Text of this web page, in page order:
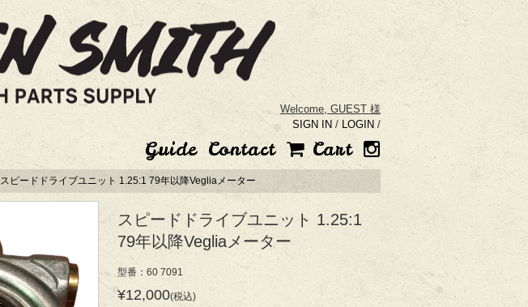
Welcome, GUEST 様
SIGN IN / LOGIN /
Guide Contact Cart
スピードドライブユニット 1.25:1 79年以降Vegliaメーター
スピードドライブユニット 1.25:1
79年以降Vegliaメーター
型番：60 7091
¥12,000(税込)